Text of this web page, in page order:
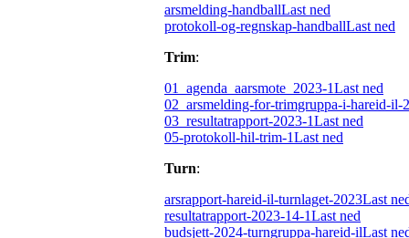
arsmelding-handballLast ned
protokoll-og-regnskap-handballLast ned
Trim:
01_agenda_aarsmote_2023-1Last ned
02_arsmelding-for-trimgruppa-i-hareid-il-
03_resultatrapport-2023-1Last ned
05-protokoll-hil-trim-1Last ned
Turn:
arsrapport-hareid-il-turnlaget-2023Last
resultatrapport-2023-14-1Last ned
budsjett-2024-turngruppa-hareid-ilLast